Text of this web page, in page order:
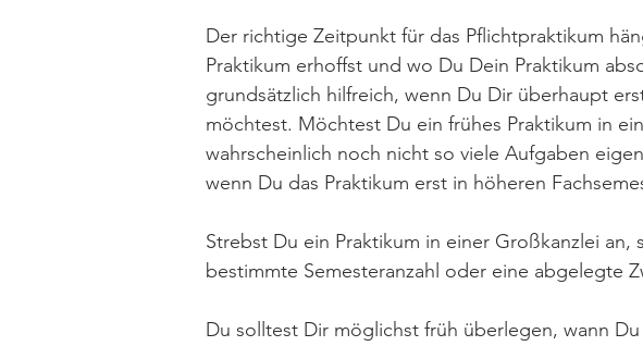
Der richtige Zeitpunkt für das Pflichtpraktikum
Praktikum erhoffst und wo Du Dein Praktikum
grundsätzlich hilfreich, wenn Du Dir überhaupt
möchtest. Möchtest Du ein frühes Praktikum in
wahrscheinlich noch nicht so viele Aufgaben
wenn Du das Praktikum erst in höheren
Strebst Du ein Praktikum in einer Großkanzlei
bestimmte Semesteranzahl oder eine abgelegte
Du solltest Dir möglichst früh überlegen, wann